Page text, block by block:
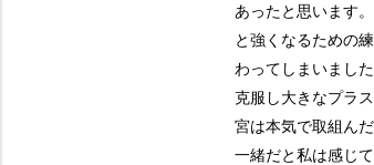
あったと思います
と強くなるための
わってしまいまし
克服し大きなプラ
宮は本気で取組ん
一緒だと私は感じ